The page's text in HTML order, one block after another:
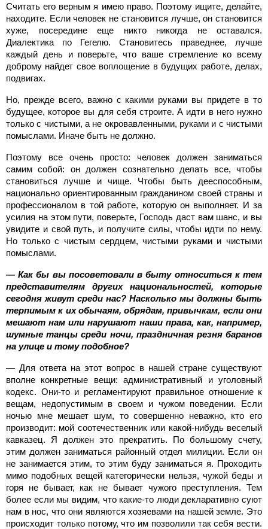
Считать его верным я имею право. Поэтому ищите, делайте,
находите. Если человек не становится лучше, он становится
хуже, посередине еще никто никогда не оставался.
Диалектика по Гегелю. Становитесь праведнее, лучше
каждый день и поверьте, что ваше стремление ко всему
доброму найдет свое воплощение в будущих работе, делах,
подвигах.
Но, прежде всего, важно с какими руками вы придете в то
будущее, которое вы для себя строите. А идти в него нужно
только с чистыми, а не окровавленными, руками и с чистыми
помыслами. Иначе быть не должно.
Поэтому все очень просто: человек должен заниматься
самим собой: он должен сознательно делать все, чтобы
становиться лучше и чище. Чтобы быть дееспособным,
национально ориентированным гражданином своей страны и
профессионалом в той работе, которую он выполняет. И за
усилия на этом пути, поверьте, Господь даст вам шанс, и вы
увидите и свой путь, и получите силы, чтобы идти по нему.
Но только с чистым сердцем, чистыми руками и чистыми
помыслами.
— Как бы вы посоветовали в быту относиться к тем
представителям других национальностей, которые
сегодня живут среди нас? Насколько мы должны быть
терпимым к их обычаям, обрядам, привычкам, если они
мешают нам или нарушают наши права, как, например,
шумные танцы среди ночи, праздничная резня баранов
на улице и тому подобное?
— Для ответа на этот вопрос в нашей стране существуют
вполне конкретные вещи: административный и уголовный
кодекс. Они-то и регламентируют правильное отношение к
вещам, недопустимым в своем и чужом поведении. Если
ночью мне мешает шум, то совершенно неважно, кто его
производит: мой соотечественник или какой-нибудь веселый
кавказец. Я должен это прекратить. По большому счету,
этим должен заниматься районный отдел милиции. Если он
не занимается этим, то этим буду заниматься я. Проходить
мимо подобных вещей категорически нельзя, чужой беды и
горя не бывает, как не бывает чужого преступления. Тем
более если мы видим, что какие-то люди декларативно суют
нам в нос, что они являются хозяевами на нашей земле. Это
происходит только потому, что им позволили так себя вести.